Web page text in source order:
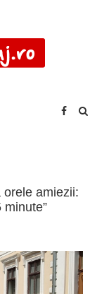
orele amiezii: